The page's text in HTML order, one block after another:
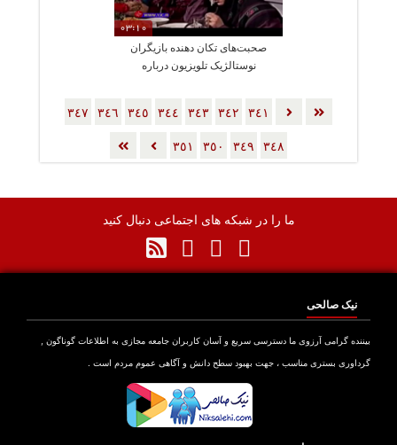
03:10
صحبت‌های تکان دهنده بازیگران
نوستالژیک تلویزیون درباره
٣٤١ ٣٤٢ ٣٤٣ ٣٤٤ ٣٤٥ ٣٤٦ ٣٤٧
٣٤٨ ٣٤٩ ٣٥٠ ٣٥١
ما را در شبکه های اجتماعی دنبال کنید
نیک صالحی
بیننده گرامی آرزوی ما دسترسی سریع و آسان کاربران جامعه مجازی به اطلاعات گوناگون ,
گرداوری بستری مناسب ، جهت بهبود سطح دانش و آگاهی عموم مردم است .